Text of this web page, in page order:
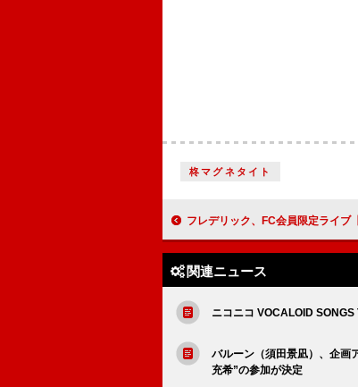
柊マグネタイト
フレデリック、FC会員限定ライブ【Home
関連ニュース
ニコニコ VOCALOID SONGS
バルーン（須田景凪）、企画
充希”の参加が決定